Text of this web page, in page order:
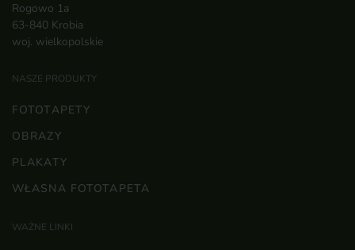
Rogowo 1a
63-840 Krobia
woj. wielkopolskie
NASZE PRODUKTY
FOTOTAPETY
OBRAZY
PLAKATY
WŁASNA FOTOTAPETA
WAŻNE LINKI